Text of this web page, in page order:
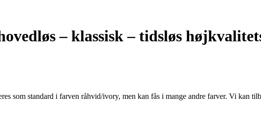
– klassisk – tidsløs
som standard i farven råhvid/ivory, men kan fås i mange andre farver. Vi kan